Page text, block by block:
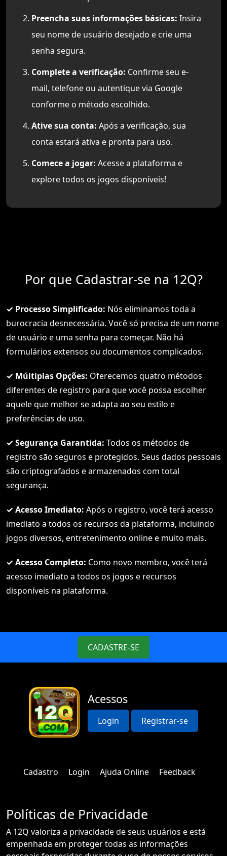
Preencha suas informações básicas: Insira
seu nome de usuário desejado e crie uma
senha segura.
Complete a verificação: Confirme seu e-
mail, telefone ou autentique via Google
conforme o método escolhido.
Ative sua conta: Após a verificação, sua
conta estará ativa e pronta para uso.
Comece a jogar: Acesse a plataforma e
explore todos os jogos disponíveis!
Por que Cadastrar-se na 12Q?
✓ Processo Simplificado: Nós eliminamos toda a
burocracia desnecessária. Você só precisa de um nome
de usuário e uma senha para começar. Não há
formulários extensos ou documentos complicados.
✓ Múltiplas Opções: Oferecemos quatro métodos
diferentes de registro para que você possa escolher
aquele que melhor se adapta ao seu estilo e
preferências de uso.
✓ Segurança Garantida: Todos os métodos de
registro são seguros e protegidos. Seus dados pessoais
são criptografados e armazenados com total
segurança.
✓ Acesso Imediato: Após o registro, você terá acesso
imediato a todos os recursos da plataforma, incluindo
jogos diversos, entretenimento online e muito mais.
✓ Acesso Completo: Como novo membro, você terá
acesso imediato a todos os jogos e recursos
disponíveis na plataforma.
CADASTRE-SE
Acessos
Login Registrar-se
Cadastro Login Ajuda Online Feedback
Políticas de Privacidade
A 12Q valoriza a privacidade de seus usuários e está
empenhada em proteger todas as informações